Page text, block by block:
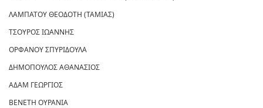
ΛΑΜΠΑΤΟΥ ΘΕΟΔΟΤΗ (ΤΑΜΙΑΣ)
ΤΣΟΥΡΟΣ ΙΩΑΝΝΗΣ
ΟΡΦΑΝΟΥ ΣΠΥΡΙΔΟΥΛΑ
ΔΗΜΟΠΟΥΛΟΣ ΑΘΑΝΑΣΙΟΣ
ΑΔΑΜ ΓΕΩΡΓΙΟΣ
ΒΕΝΕΤΗ ΟΥΡΑΝΙΑ